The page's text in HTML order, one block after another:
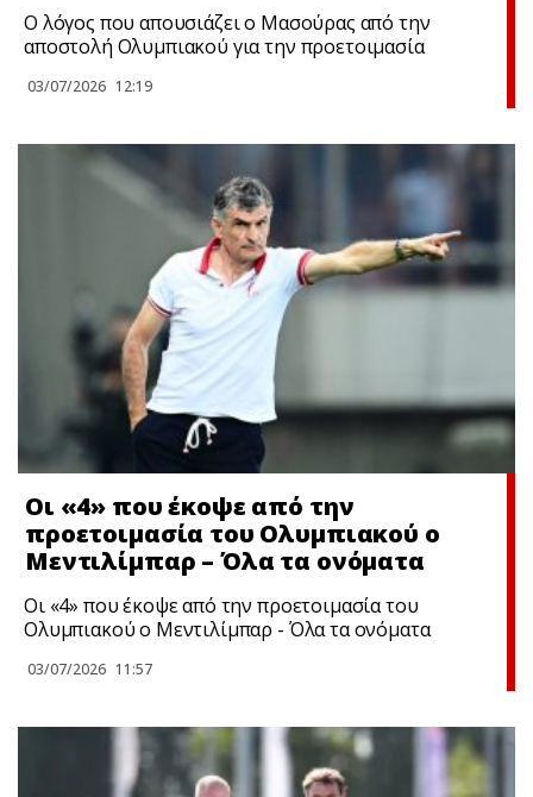
Ο λόγος που απουσιάζει ο Μασούρας από την
αποστολή Ολυμπιακού για την προετοιμασία
03/07/2026 12:19
Οι «4» που έκοψε από την
προετοιμασία του Ολυμπιακού ο
Μεντιλίμπαρ – Όλα τα ονόματα
Οι «4» που έκοψε από την προετοιμασία του
Ολυμπιακού ο Μεντιλίμπαρ - Όλα τα ονόματα
03/07/2026 11:57